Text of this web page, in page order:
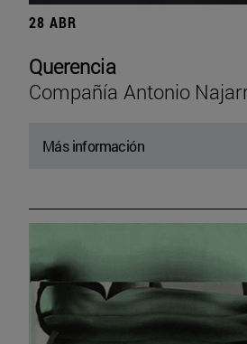
28 ABR
Querencia
Compañía Antonio
Más información